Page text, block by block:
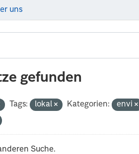
uns
gefunden
Tags: lokal Kategorien:
envi
Suche.